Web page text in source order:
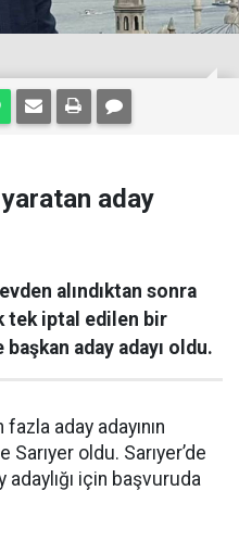
yaratan aday
alındıktan sonra
tek iptal edilen bir
başkan aday adayı oldu.
aday adayının
oldu. Sarıyer’de
için başvuruda